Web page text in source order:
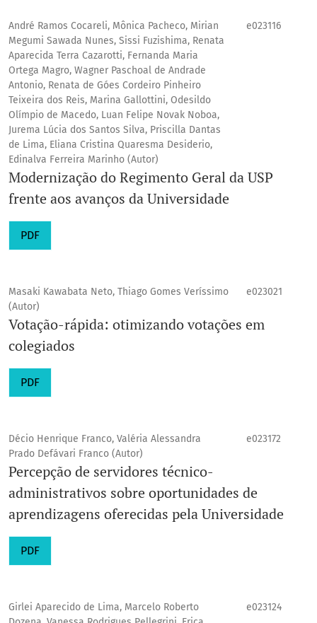
André Ramos Cocareli, Mônica Pacheco, Mirian
Megumi Sawada Nunes, Sissi Fuzishima, Renata
Aparecida Terra Cazarotti, Fernanda Maria
Ortega Magro, Wagner Paschoal de Andrade
Antonio, Renata de Góes Cordeiro Pinheiro
Teixeira dos Reis, Marina Gallottini, Odesildo
Olímpio de Macedo, Luan Felipe Novak Noboa,
Jurema Lúcia dos Santos Silva, Priscilla Dantas
de Lima, Eliana Cristina Quaresma Desiderio,
Edinalva Ferreira Marinho (Autor)
e023116
Modernização do Regimento Geral da USP
frente aos avanços da Universidade
PDF
Masaki Kawabata Neto, Thiago Gomes Veríssimo
(Autor)
e023021
Votação-rápida: otimizando votações em
colegiados
PDF
Décio Henrique Franco, Valéria Alessandra
Prado Defávari Franco (Autor)
e023172
Percepção de servidores técnico-
administrativos sobre oportunidades de
aprendizagens oferecidas pela Universidade
PDF
Girlei Aparecido de Lima, Marcelo Roberto
e023124